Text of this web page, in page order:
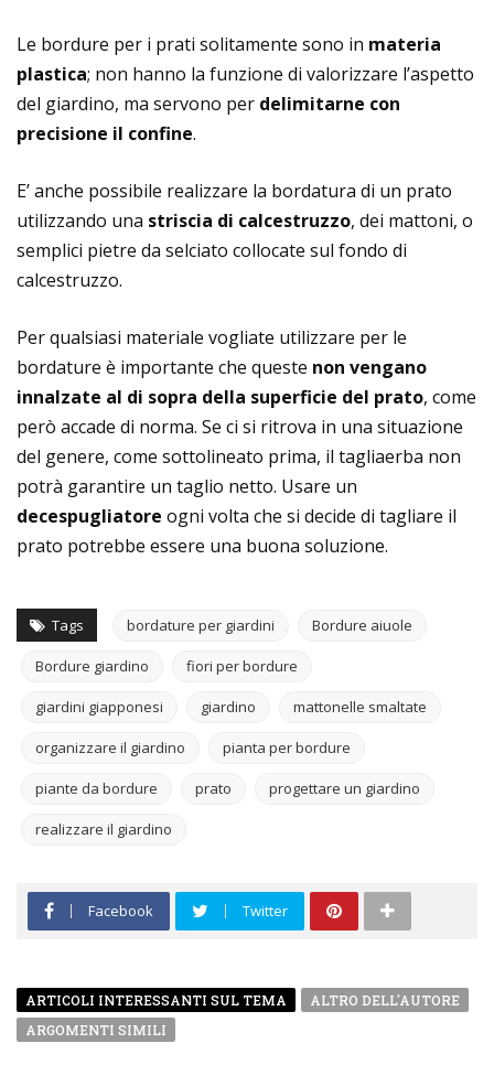
Le bordure per i prati solitamente sono in materia
plastica; non hanno la funzione di valorizzare l’aspetto
del giardino, ma servono per delimitarne con
precisione il confine.
E’ anche possibile realizzare la bordatura di un prato
utilizzando una striscia di calcestruzzo, dei mattoni, o
semplici pietre da selciato collocate sul fondo di
calcestruzzo.
Per qualsiasi materiale vogliate utilizzare per le
bordature è importante che queste non vengano
innalzate al di sopra della superficie del prato, come
però accade di norma. Se ci si ritrova in una situazione
del genere, come sottolineato prima, il tagliaerba non
potrà garantire un taglio netto. Usare un
decespugliatore ogni volta che si decide di tagliare il
prato potrebbe essere una buona soluzione.
Tags bordature per giardini Bordure aiuole
Bordure giardino fiori per bordure
giardini giapponesi giardino mattonelle smaltate
organizzare il giardino pianta per bordure
piante da bordure prato progettare un giardino
realizzare il giardino
Facebook Twitter
ARTICOLI INTERESSANTI SUL TEMA
ALTRO DELL'AUTORE
ARGOMENTI SIMILI